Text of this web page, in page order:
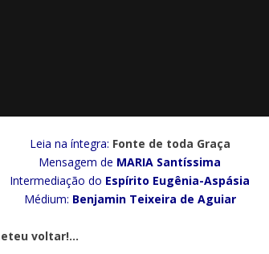
Leia na íntegra: Fonte de toda Graça
Mensagem de MARIA Santíssima
Intermediação do Espírito Eugênia-Aspásia
Médium: Benjamin Teixeira de Aguiar
voltar!…